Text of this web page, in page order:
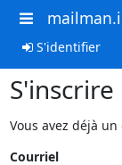
S'identifier
S'inscrire
Vous avez déjà
Courriel